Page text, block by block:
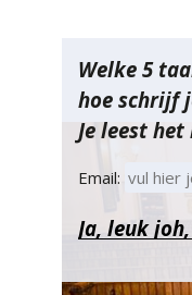
Welke 5
hoe schrijf
Je leest
Email:
Bericht
navigatie